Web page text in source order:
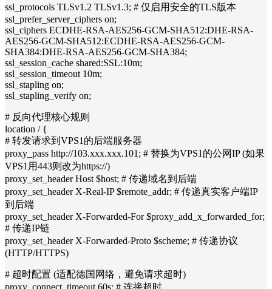
ssl_protocols TLSv1.2 TLSv1.3; # 仅启用安全的TLS版本
ssl_prefer_server_ciphers on;
ssl_ciphers ECDHE-RSA-AES256-GCM-SHA512:DHE-RSA-
AES256-GCM-SHA512:ECDHE-RSA-AES256-GCM-
SHA384:DHE-RSA-AES256-GCM-SHA384;
ssl_session_cache shared:SSL:10m;
ssl_session_timeout 10m;
ssl_stapling on;
ssl_stapling_verify on;
# 反向代理核心规则
location / {
# 转发请求到VPS1的后端服务器
proxy_pass http://103.xxx.xxx.101; # 替换为VPS1的公网IP (如果
VPS1用443则改为https://)
proxy_set_header Host $host; # 传递域名到后端
proxy_set_header X-Real-IP $remote_addr; # 传递真实客户端IP
到后端
proxy_set_header X-Forwarded-For $proxy_add_x_forwarded_for;
# 传递IP链
proxy_set_header X-Forwarded-Proto $scheme; # 传递协议
(HTTP/HTTPS)
# 超时配置 (适配德国网络，避免请求超时)
proxy_connect_timeout 60s; # 连接超时